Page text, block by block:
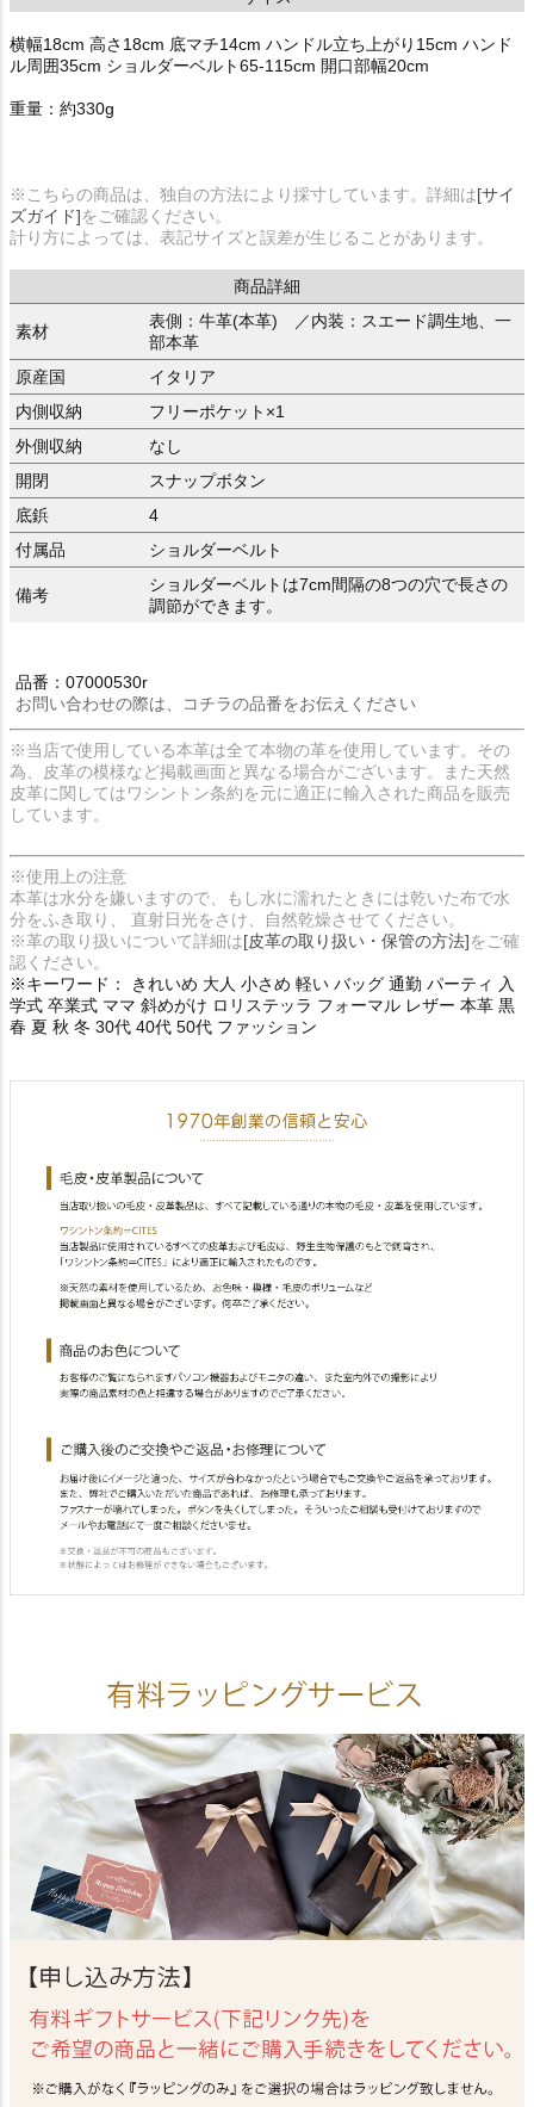
横幅18cm 高さ18cm 底マチ14cm ハンドル立ち上がり15cm ハンド
ル周囲35cm ショルダーベルト65-115cm 開口部幅20cm
重量：約330g
※こちらの商品は、独自の方法により採寸しています。詳細は[サイ
ズガイド]をご確認ください。
計り方によっては、表記サイズと誤差が生じることがあります。
商品詳細
素材
表側：牛革(本革) ／内装：スエード調生地、一
部本革
原産国
イタリア
内側収納
フリーポケット×1
外側収納
なし
開閉
スナップボタン
底鋲
4
付属品
ショルダーベルト
備考
ショルダーベルトは7cm間隔の8つの穴で長さの
調節ができます。
品番：07000530r
お問い合わせの際は、コチラの品番をお伝えください
※当店で使用している本革は全て本物の革を使用しています。その
為、皮革の模様など掲載画面と異なる場合がございます。また天然
皮革に関してはワシントン条約を元に適正に輸入された商品を販売
しています。
※使用上の注意
本革は水分を嫌いますので、もし水に濡れたときには乾いた布で水
分をふき取り、 直射日光をさけ、自然乾燥させてください。
※革の取り扱いについて詳細は[皮革の取り扱い・保管の方法]をご確
認ください。
※キーワード： きれいめ 大人 小さめ 軽い バッグ 通勤 パーティ 入
学式 卒業式 ママ 斜めがけ ロリステッラ フォーマル レザー 本革 黒
春 夏 秋 冬 30代 40代 50代 ファッション